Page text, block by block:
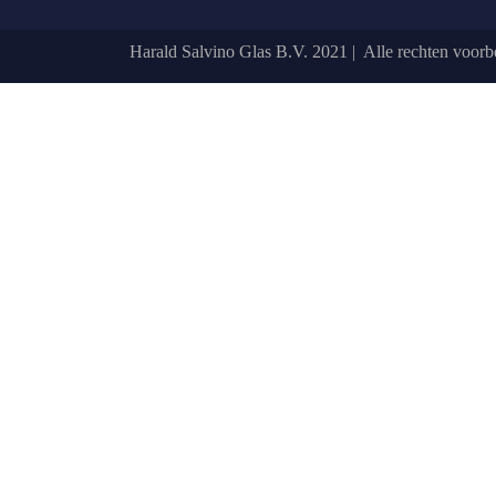
Harald Salvino Glas B.V. 2021 | Alle rechten